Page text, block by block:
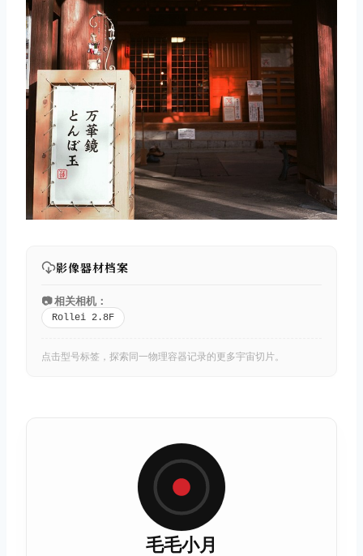
影像器材档案
📷 相关相机：
Rollei 2.8F
点击型号标签，探索同一物理容器记录的更多宇宙切片。
毛毛小月